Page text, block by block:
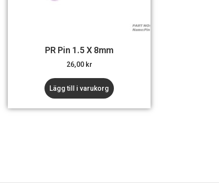
PR Pin 1.5 X 8mm
26,00 kr
Lägg till i varukorg